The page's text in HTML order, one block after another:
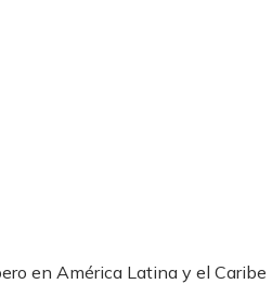
en América Latina y el Caribe